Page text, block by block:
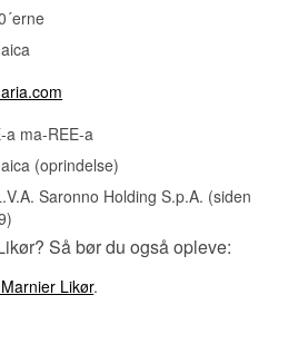
a ma-REE-a
(oprindelse)
Saronno Holding S.p.A. (siden
Så bør du også opleve:
Likør.